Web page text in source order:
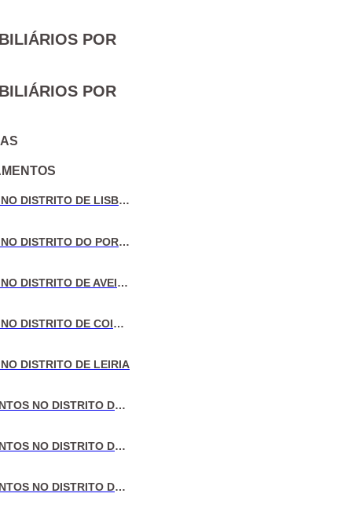
POR
POR
VENDA DE MORADIAS NO DISTRITO DE LISBOA
VENDA DE MORADIAS NO DISTRITO DO PORTO
VENDA DE MORADIAS NO DISTRITO DE AVEIRO
VENDA DE MORADIAS NO DISTRITO DE COIMBRA
DISTRITO DE LEIRIA
VENDA DE APARTAMENTOS NO DISTRITO DE LISBOA
VENDA DE APARTAMENTOS NO DISTRITO DO PORTO
VENDA DE APARTAMENTOS NO DISTRITO DE AVEIRO